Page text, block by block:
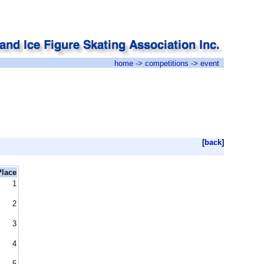
home -> competitions -> event
[back]
1
2
3
4